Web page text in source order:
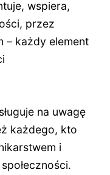
wspiera,
przez
– każdy element
na uwagę
każdego, kto
i